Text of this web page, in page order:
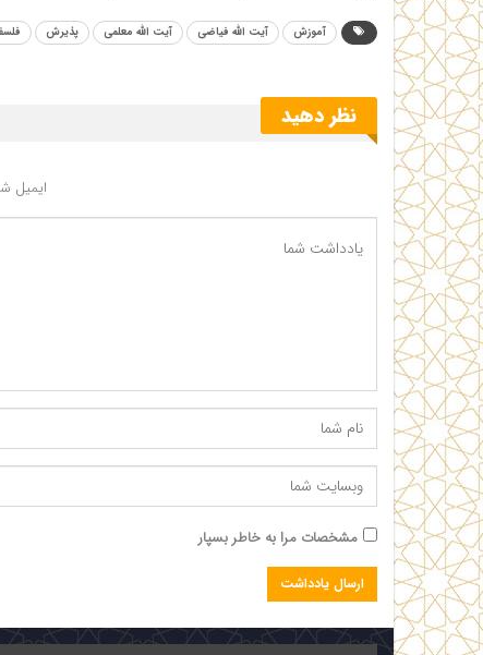
آموزش آیت الله فیاضی آیت الله معلمی پذیرش
نظر دهید
ایمیل
مشخصات مرا به خاطر بسپار